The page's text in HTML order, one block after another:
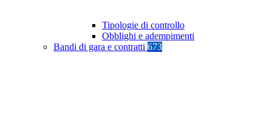
Tipologie di controllo
Obblighi e adempimenti
Bandi di gara e contratti 673